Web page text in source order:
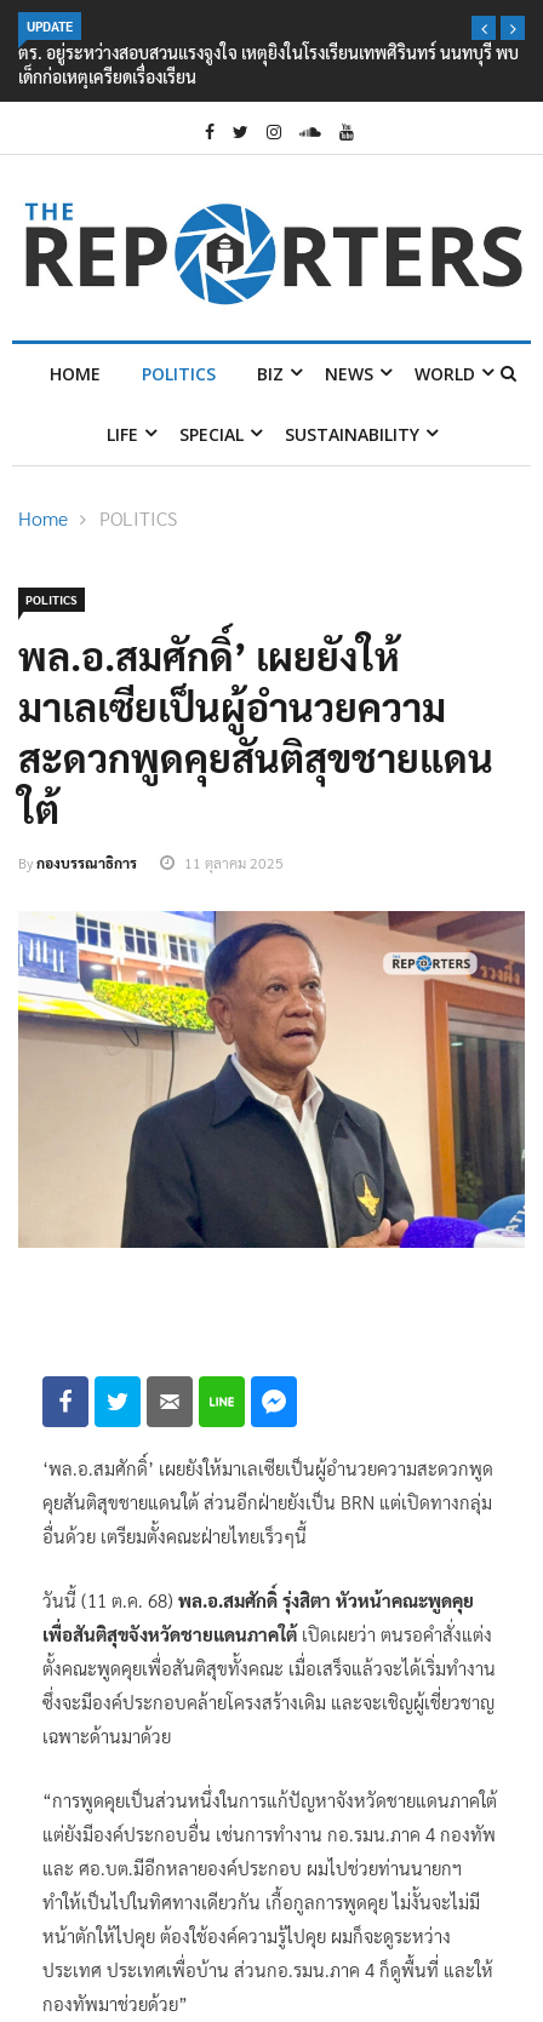
UPDATE
ตร. อยู่ระหว่างสอบสวนแรงจูงใจ เหตุยิงในโรงเรียนเทพศิรินทร์ นนทบุรี พบ
เด็กก่อเหตุเครียดเรื่องเรียน
HOME POLITICS BIZ NEWS WORLD
LIFE SPECIAL SUSTAINABILITY
Home POLITICS
POLITICS
พล.อ.สมศักดิ์’ เผยยังให้
มาเลเซียเป็นผู้อำนวยความ
สะดวกพูดคุยสันติสุขชายแดน
ใต้
Byกองบรรณาธิการ 11 ตุลาคม 2025
‘พล.อ.สมศักดิ์’ เผยยังให้มาเลเซียเป็นผู้อำนวยความสะดวกพูด
คุยสันติสุขชายแดนใต้ ส่วนอีกฝ่ายยังเป็น BRN แต่เปิดทางกลุ่ม
อื่นด้วย เตรียมตั้งคณะฝ่ายไทยเร็วๆนี้
วันนี้ (11 ต.ค. 68) พล.อ.สมศักดิ์ รุ่งสิตา หัวหน้าคณะพูดคุย
เพื่อสันติสุขจังหวัดชายแดนภาคใต้เปิดเผยว่า ตนรอคำสั่งแต่ง
ตั้งคณะพูดคุยเพื่อสันติสุขทั้งคณะ เมื่อเสร็จแล้วจะได้เริ่มทำงาน
ซึ่งจะมีองค์ประกอบคล้ายโครงสร้างเดิม และจะเชิญผู้เชี่ยวชาญ
เฉพาะด้านมาด้วย
“การพูดคุยเป็นส่วนหนึ่งในการแก้ปัญหาจังหวัดชายแดนภาคใต้
แต่ยังมีองค์ประกอบอื่น เช่นการทำงาน กอ.รมน.ภาค 4 กองทัพ
และ ศอ.บต.มีอีกหลายองค์ประกอบ ผมไปช่วยท่านนายกฯ
ทำให้เป็นไปในทิศทางเดียวกัน เกื้อกูลการพูดคุย ไม่งั้นจะไม่มี
หน้าตักให้ไปคุย ต้องใช้องค์ความรู้ไปคุย ผมก็จะดูระหว่าง
ประเทศ ประเทศเพื่อบ้าน ส่วนกอ.รมน.ภาค 4 ก็ดูพื้นที่ และให้
กองทัพมาช่วยด้วย”